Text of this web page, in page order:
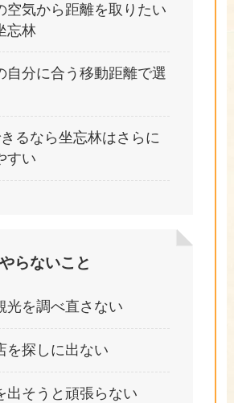
空気から距離を取りたい
忘林
自分に合う移動距離で選
るなら坐忘林はさらに
すい
らないこと
光を調べ直さない
を探しに出ない
出そうと頑張らない